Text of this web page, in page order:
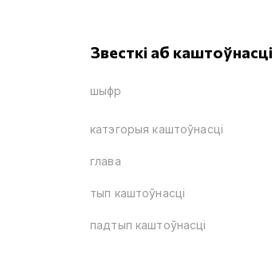
Звесткі аб каштоўнасці
шыфр
катэгорыя каштоўнасці
глава
тып каштоўнасці
падтып каштоўнасці